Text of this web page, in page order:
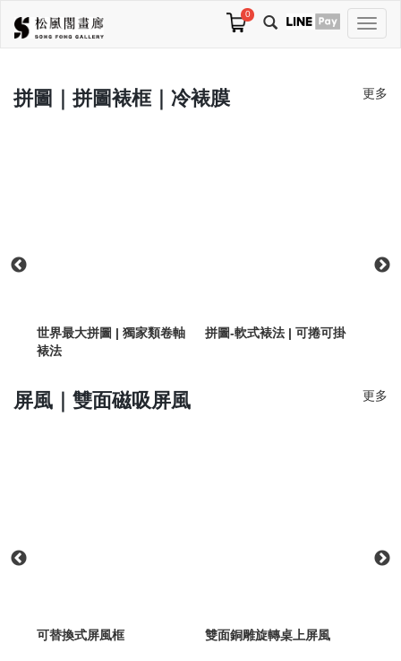
切
換
航
0
拼圖｜拼圖裱框｜冷裱膜 更多
世界最大拼圖 | 獨家類卷軸
裱法
拼圖-軟式裱法 | 可捲可掛
屏風｜雙面磁吸屏風 更多
可替換式屏風框 雙面銅雕旋轉桌上屏風